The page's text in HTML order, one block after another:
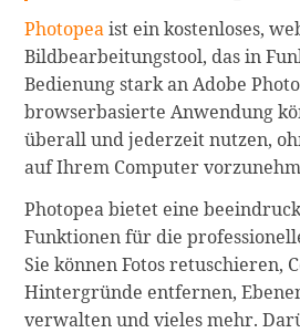
Photopeaist ein kostenloses,
Bildbearbeitungstool, das in
Bedienung stark an Adobe
browserbasierte Anwendung
überall und jederzeit nutzen,
auf Ihrem Computer
Photopea bietet eine
Funktionen für die
Sie können Fotos retuschieren,
Hintergründe entfernen,
verwalten und vieles mehr.